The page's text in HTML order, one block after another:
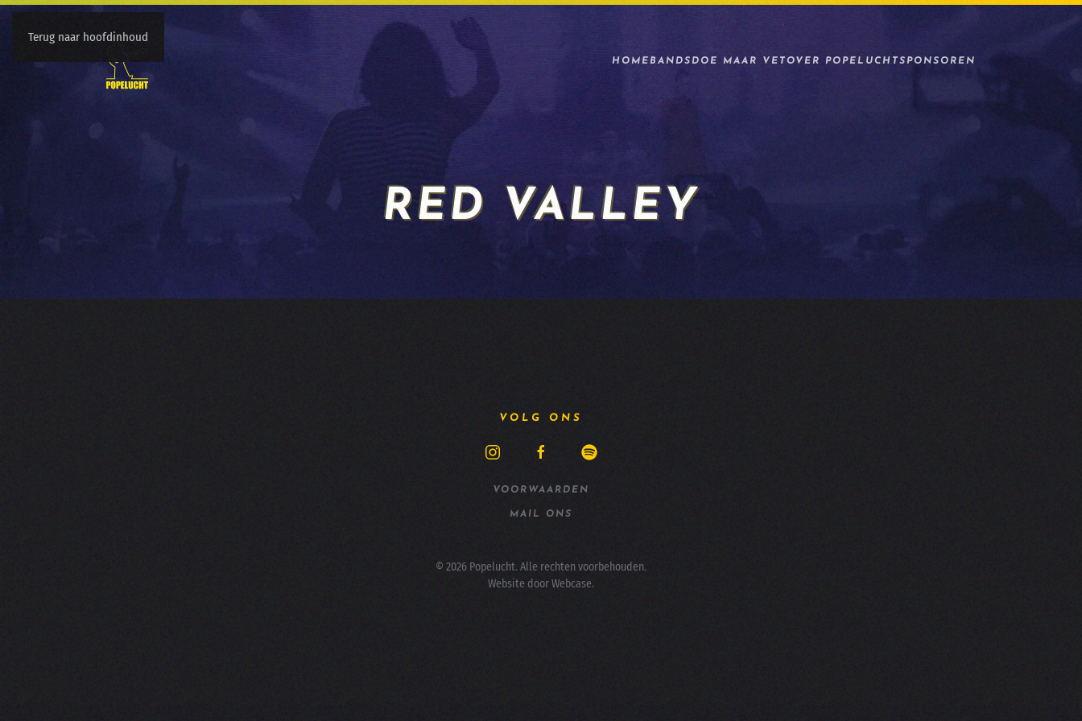
Terug naar hoofdinhoud
HOMEBANDSDOE MAAR VETOVER POPELUCHTSPONSOREN
RED VALLEY
VOLG ONS
VOORWAARDEN
MAIL ONS
© 2026 Popelucht. Alle rechten voorbehouden.
Website doorWebcase.